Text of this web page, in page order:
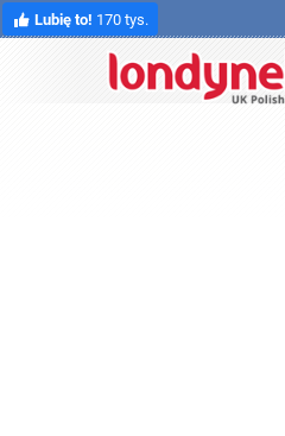
Lubię to! 170 tys.